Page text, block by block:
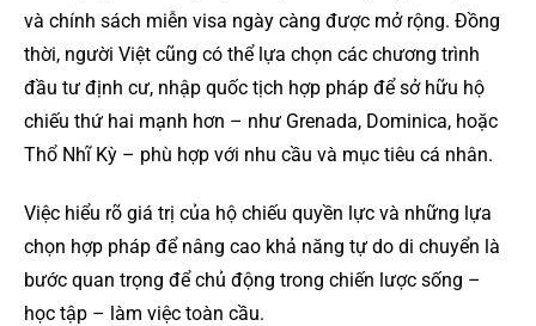
và chính sách miễn visa ngày càng được mở rộng. Đồng
thời, người Việt cũng có thể lựa chọn các chương trình
đầu tư định cư, nhập quốc tịch hợp pháp để sở hữu hộ
chiếu thứ hai mạnh hơn – như Grenada, Dominica, hoặc
Thổ Nhĩ Kỳ – phù hợp với nhu cầu và mục tiêu cá nhân.
Việc hiểu rõ giá trị của hộ chiếu quyền lực và những lựa
chọn hợp pháp để nâng cao khả năng tự do di chuyển là
bước quan trọng để chủ động trong chiến lược sống –
học tập – làm việc toàn cầu.